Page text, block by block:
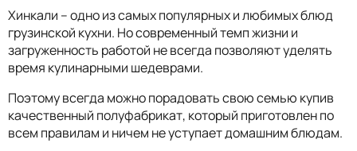
Хинкали – одно из самых популярных и любимых блюд
грузинской кухни. Но современный темп жизни и
загруженность работой не всегда позволяют уделять
время кулинарными шедеврами.
Поэтому всегда можно порадовать свою семью купив
качественный полуфабрикат, который приготовлен по
всем правилам и ничем не уступает домашним блюдам.